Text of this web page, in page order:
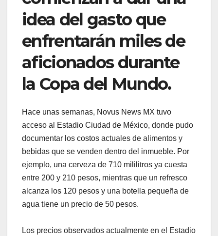
idea del gasto que
enfrentarán miles de
aficionados durante
la Copa del Mundo.
Hace unas semanas, Novus News MX tuvo
acceso al Estadio Ciudad de México, donde pudo
documentar los costos actuales de alimentos y
bebidas que se venden dentro del inmueble. Por
ejemplo, una cerveza de 710 mililitros ya cuesta
entre 200 y 210 pesos, mientras que un refresco
alcanza los 120 pesos y una botella pequeña de
agua tiene un precio de 50 pesos.
Los precios observados actualmente en el Estadio